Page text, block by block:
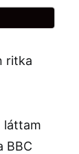
ritka
láttam
BBC